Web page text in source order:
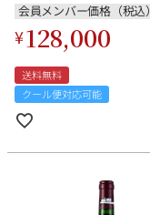
会員メンバー価格（税込）
¥128,000
送料無料
クール便対応可能